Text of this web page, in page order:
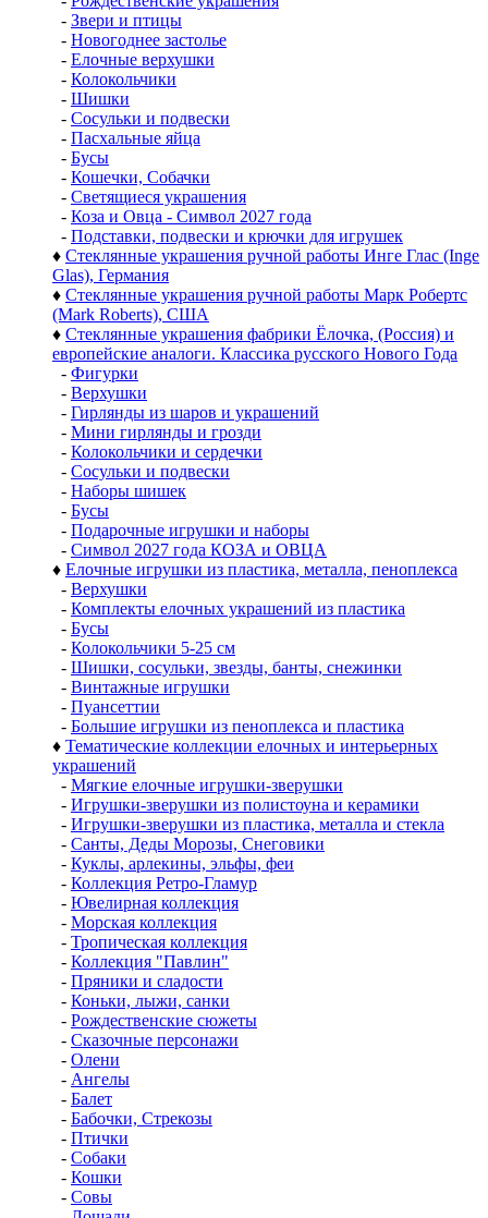
- Звери и птицы
- Новогоднее застолье
- Елочные верхушки
- Колокольчики
- Шишки
- Сосульки и подвески
- Пасхальные яйца
- Бусы
- Кошечки, Собачки
- Светящиеся украшения
- Коза и Овца - Символ 2027 года
- Подставки, подвески и крючки для игрушек
♦ Стеклянные украшения ручной работы Инге Глас (Inge
Glas), Германия
♦ Стеклянные украшения ручной работы Марк Робертс
(Mark Roberts), США
♦ Стеклянные украшения фабрики Ёлочка, (Россия) и
европейские аналоги. Классика русского Нового Года
- Фигурки
- Верхушки
- Гирлянды из шаров и украшений
- Мини гирлянды и грозди
- Колокольчики и сердечки
- Сосульки и подвески
- Наборы шишек
- Бусы
- Подарочные игрушки и наборы
- Символ 2027 года КОЗА и ОВЦА
♦ Елочные игрушки из пластика, металла, пеноплекса
- Верхушки
- Комплекты елочных украшений из пластика
- Бусы
- Колокольчики 5-25 см
- Шишки, сосульки, звезды, банты, снежинки
- Винтажные игрушки
- Пуансеттии
- Большие игрушки из пеноплекса и пластика
♦ Тематические коллекции елочных и интерьерных
украшений
- Мягкие елочные игрушки-зверушки
- Игрушки-зверушки из полистоуна и керамики
- Игрушки-зверушки из пластика, металла и стекла
- Санты, Деды Морозы, Снеговики
- Куклы, арлекины, эльфы, феи
- Коллекция Ретро-Гламур
- Ювелирная коллекция
- Морская коллекция
- Тропическая коллекция
- Коллекция "Павлин"
- Пряники и сладости
- Коньки, лыжи, санки
- Рождественские сюжеты
- Сказочные персонажи
- Олени
- Ангелы
- Балет
- Бабочки, Стрекозы
- Птички
- Собаки
- Кошки
- Совы